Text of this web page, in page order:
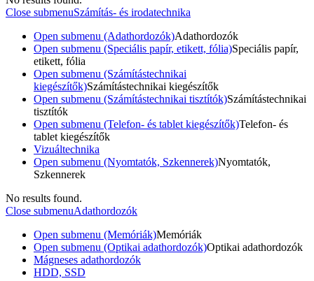
Close submenuSzámítás- és irodatechnika
Open submenu (Adathordozók)Adathordozók
Open submenu (Speciális papír, etikett, fólia)Speciális papír,
etikett, fólia
Open submenu (Számítástechnikai
kiegészítők)Számítástechnikai kiegészítők
Open submenu (Számítástechnikai tisztítók)Számítástechnikai
tisztítók
Open submenu (Telefon- és tablet kiegészítők)Telefon- és
tablet kiegészítők
Vizuáltechnika
Open submenu (Nyomtatók, Szkennerek)Nyomtatók,
Szkennerek
No results found.
Close submenuAdathordozók
Open submenu (Memóriák)Memóriák
Open submenu (Optikai adathordozók)Optikai adathordozók
Mágneses adathordozók
HDD, SSD